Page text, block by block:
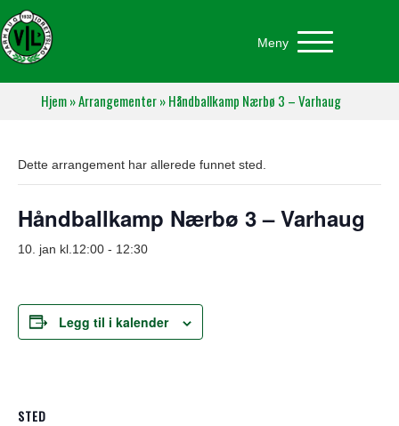
Meny
Hjem»Arrangementer»Håndballkamp Nærbø 3 – Varhaug
Dette arrangement har allerede funnet sted.
Håndballkamp Nærbø 3 – Varhaug
10. jan kl.12:00 - 12:30
Legg til i kalender
STED